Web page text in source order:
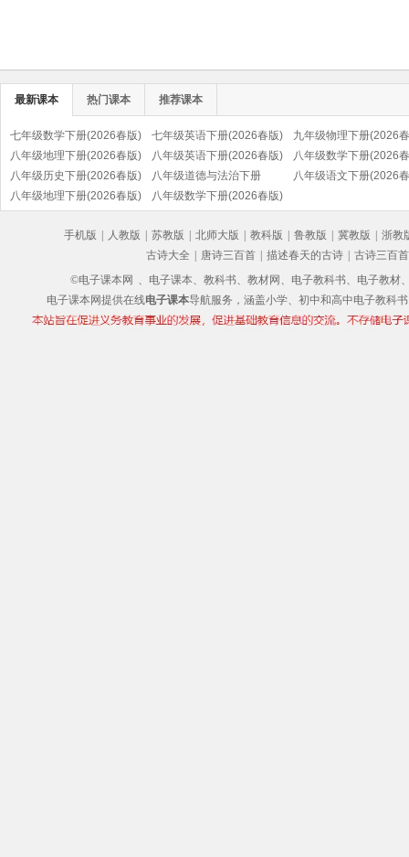
最新课本 热门课本 推荐课本
七年级数学下册(2026春版) 七年级英语下册(2026春版)
九年级物理下册(2026
八年级地理下册(2026春版)
八年级英语下册(2026春版)
八年级数学下册(2026
八年级历史下册(2026春版)
(部编版)
八年级道德与法治下册
(2026春版)(部编版)
八年级语文下册(2026
八年级地理下册(2026春版) 八年级数学下册(2026春版)
手机版 人教版 苏教版 北师大版 教科版 鲁教版 冀教版
浙教
古诗大全
唐诗三百首 描述春天的古诗
古诗三百首
©电子课本网 、电子课本、教科书、教材网、电子教科书、电子教材
电子课本网提供在线电子课本导航服务，涵盖小学、初中和高中电子教科